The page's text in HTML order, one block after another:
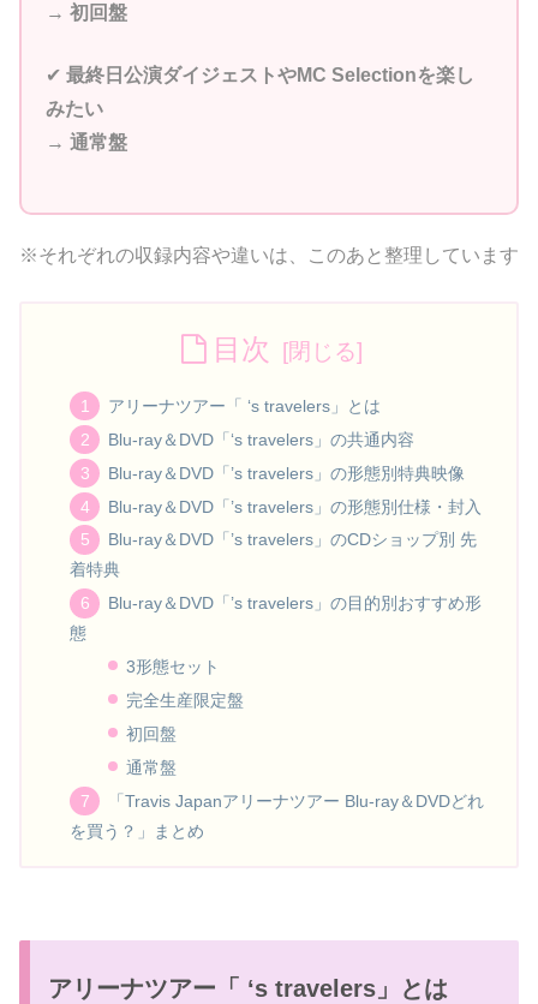
→ 初回盤
✔︎ 最終日公演ダイジェストやMC Selectionを楽し
みたい
→ 通常盤
※それぞれの収録内容や違いは、このあと整理しています
目次
アリーナツアー「 ‘s travelers」とは
Blu-ray＆DVD「‘s travelers」の共通内容
Blu-ray＆DVD「’s travelers」の形態別特典映像
Blu-ray＆DVD「’s travelers」の形態別仕様・封入
Blu-ray＆DVD「’s travelers」のCDショップ別 先
着特典
Blu-ray＆DVD「’s travelers」の目的別おすすめ形
態
3形態セット
完全生産限定盤
初回盤
通常盤
「Travis Japanアリーナツアー Blu-ray＆DVDどれ
を買う？」まとめ
アリーナツアー「 ‘s travelers」とは